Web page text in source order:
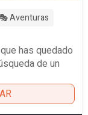
Aventuras
has quedado
de un